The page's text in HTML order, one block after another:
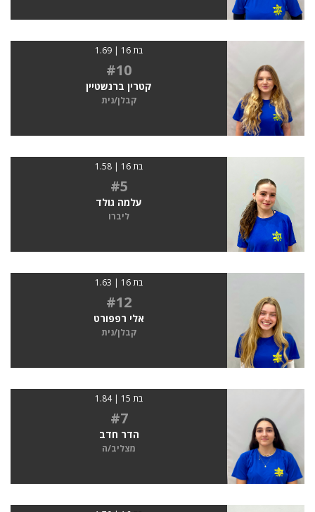
בת 16 | 1.69
#10
קטרין ברנשטיין
קבלן/נית
בת 16 | 1.58
#5
עלמה גולד
ליברו
בת 16 | 1.63
#12
אלי רפפורט
קבלן/נית
בת 15 | 1.84
#7
הדר חדב
מצליב/ה